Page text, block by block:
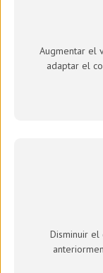
Augmentar el
adaptar el
Disminuir